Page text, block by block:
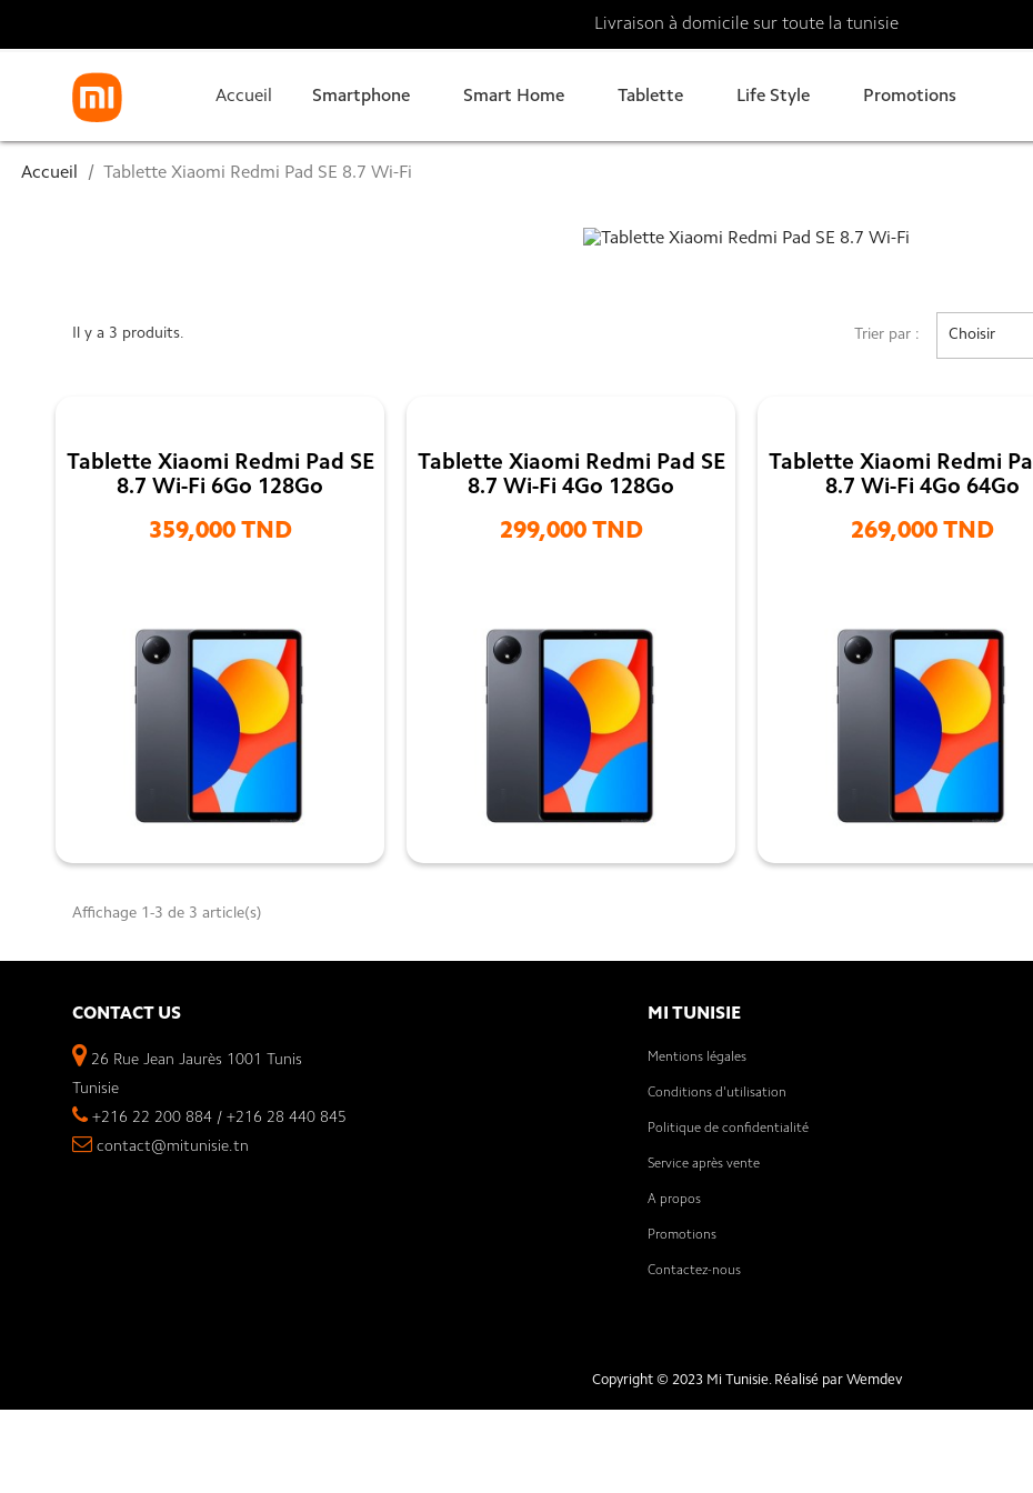
Livraison à domicile sur toute la tunisie
Accueil Smartphone Smart Home Tablette Life Style Promotions
Accueil Tablette Xiaomi Redmi Pad SE 8.7 Wi-Fi
Découvrez la nouvelle Tablette Xiaomi Redmi Pad SE 8.7 Wi-Fi
avec capacité de batterie de 6650 mAh est disponible chez notre site
dans deux capacités :
Il y a 3 produits. Trier par : Choisir
Tablette Xiaomi Redmi Pad SE
8.7 Wi-Fi 6Go 128Go
359,000 TND
Tablette Xiaomi Redmi Pad SE
8.7 Wi-Fi 4Go 128Go
299,000 TND
Tablette Xiaomi Redmi
8.7 Wi-Fi 4Go 64Go
269,000 TND
Affichage 1-3 de 3 article(s)
CONTACT US
26 Rue Jean Jaurès 1001 Tunis
Tunisie
+216 22 200 884 / +216 28 440 845
contact@mitunisie.tn
MI TUNISIE
Mentions légales
Conditions d'utilisation
Politique de confidentialité
Service après vente
A propos
Promotions
Contactez-nous
Copyright © 2023 Mi Tunisie. Réalisé par Wemdev